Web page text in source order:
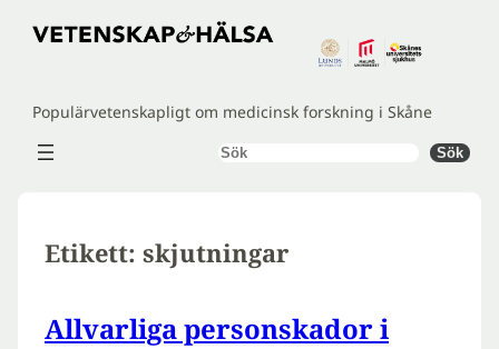
Hoppa
Populärvetenskapligt om medicinsk forskning i Skåne
Sök Sök
Etikett: skjutningar
Allvarliga personskador i